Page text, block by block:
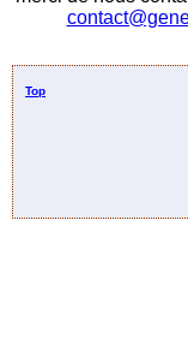
Top